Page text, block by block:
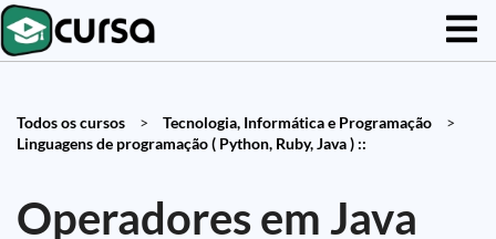
Todos os cursos > Tecnologia, Informática e Programação
>
Linguagens de programação ( Python, Ruby, Java ) ::
Operadores em Java